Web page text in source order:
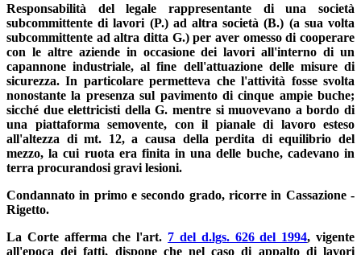
Responsabilità del legale rappresentante di una società
subcommittente di lavori (P.) ad altra società (B.) (a sua volta
subcommittente ad altra ditta G.) per aver omesso di cooperare
con le altre aziende in occasione dei lavori all'interno di un
capannone industriale, al fine dell'attuazione delle misure di
sicurezza. In particolare permetteva che l'attività fosse svolta
nonostante la presenza sul pavimento di cinque ampie buche;
sicché due elettricisti della G. mentre si muovevano a bordo di
una piattaforma semovente, con il pianale di lavoro esteso
all'altezza di mt. 12, a causa della perdita di equilibrio del
mezzo, la cui ruota era finita in una delle buche, cadevano in
terra procurandosi gravi lesioni.
Condannato in primo e secondo grado, ricorre in Cassazione -
Rigetto.
La Corte afferma che l'art. 7 del d.lgs. 626 del 1994, vigente
all'epoca dei fatti, dispone che nel caso di appalto di lavori